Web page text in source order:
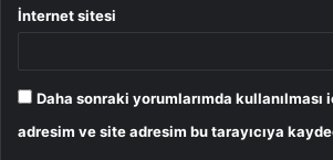
İnternet sitesi
Daha sonraki yorumlarımda kullanılması
adresim ve site adresim bu tarayıcıya